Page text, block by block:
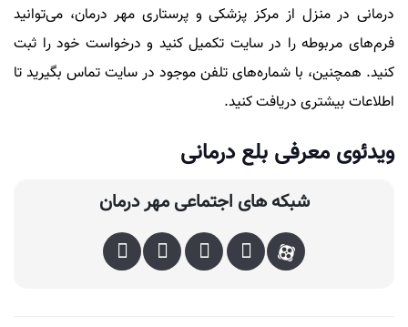
درمانی در منزل از مرکز پزشکی و پرستاری مهر درمان، می‌توانید
فرم‌های مربوطه را در سایت تکمیل کنید و درخواست خود را ثبت
کنید. همچنین، با شماره‌های تلفن موجود در سایت تماس بگیرید تا
اطلاعات بیشتری دریافت کنید.
ویدئوی معرفی بلع درمانی
شبکه های اجتماعی مهر درمان